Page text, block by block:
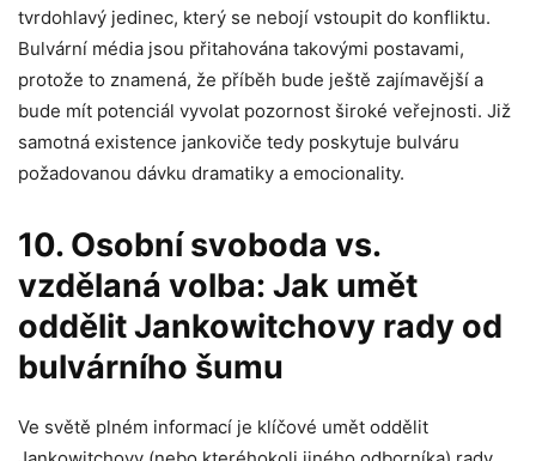
tvrdohlavý jedinec, který se nebojí vstoupit do konfliktu.
Bulvární média jsou přitahována takovými postavami,
protože to znamená, že příběh bude ještě zajímavější a
bude mít potenciál vyvolat pozornost široké veřejnosti. Již
samotná existence jankoviče tedy poskytuje bulváru
požadovanou dávku dramatiky a emocionality.
10. Osobní svoboda vs.
vzdělaná volba: Jak umět
oddělit Jankowitchovy rady od
bulvárního šumu
Ve světě plném informací je klíčové umět oddělit